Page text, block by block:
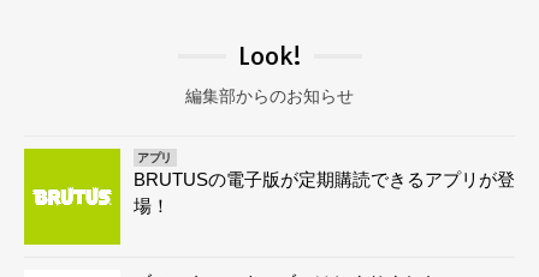
Look!
編集部からのお知らせ
アプリ
BRUTUSの電子版が定期購読できるアプリが登
場！